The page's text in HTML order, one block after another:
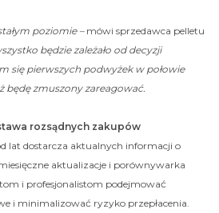
poziomie – mówi sprzedawca pelletu
będzie zależało od decyzji
się pierwszych podwyżek w połowie
będę zmuszony zareagować.
rozsądnych zakupów
lat dostarcza aktualnych informacji o
aktualizacje i porównywarka
i profesjonalistom podejmować
i minimalizować ryzyko przepłacenia.